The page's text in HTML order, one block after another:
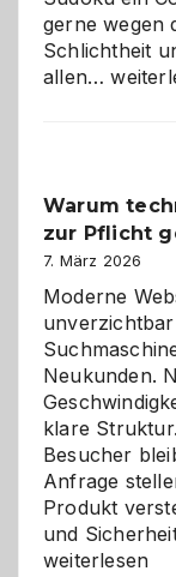
gerne wegen
Schlichtheit
allen…
den
Warum
zur Pflicht
7. März 2026
Moderne
Neukunden.
klare
Besucher
Anfrage
Produkt
und
weiterlesen